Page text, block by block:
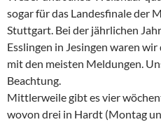
sogar für das Landesfinale der
Stuttgart. Bei der jährlichen
Esslingen in Jesingen waren
mit den meisten Meldungen.
Beachtung.
Mittlerweile gibt es vier
wovon drei in Hardt (Montag